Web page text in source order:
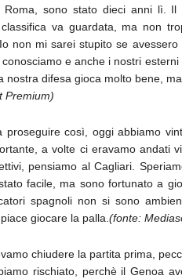
Roma, sono stato dieci anni lì.
va guardata, ma non
non mi sarei stupito se
e anche i nostri
nostra difesa gioca molto bene,
Premium)
proseguire così, oggi abbiamo
a volte ci eravamo andati
pensiamo al Cagliari.
facile, ma sono fortunato a
spagnoli non si sono
giocare la palla.(fonte:
chiudere la partita prima,
rischiato, perchè il Genoa